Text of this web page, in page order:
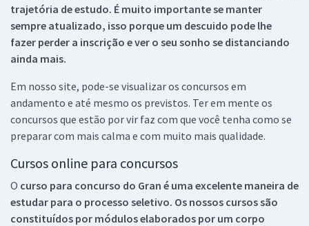
trajetória de estudo. É muito importante se manter
sempre atualizado, isso porque um descuido pode lhe
fazer perder a inscrição e ver o seu sonho se distanciando
ainda mais.
Em nosso site, pode-se visualizar os concursos em
andamento e até mesmo os previstos. Ter em mente os
concursos que estão por vir faz com que você tenha como se
preparar com mais calma e com muito mais qualidade.
Cursos online para concursos
O curso para concurso do Gran é uma excelente maneira de
estudar para o processo seletivo. Os nossos cursos são
constituídos por módulos elaborados por um corpo